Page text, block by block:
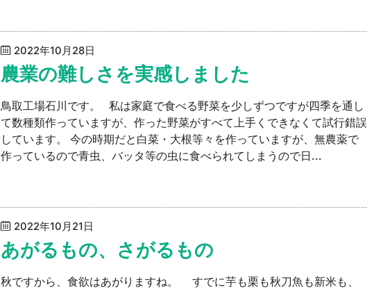
2022年10月28日
農業の難しさを実感しました
鳥取工場石川です。 私は家庭で食べる野菜を少しずつですが四季を通し
て数種類作っていますが、作った野菜がすべて上手くできなくて試行錯誤
しています。 今の時期だと白菜・大根等々を作っていますが、無農薬で
作っているので青虫、バッタ等の虫に食べられてしまうので日...
2022年10月21日
あがるもの、さがるもの
秋ですから、食欲はあがりますね。 すでに芋も栗も秋刀魚も新米も、